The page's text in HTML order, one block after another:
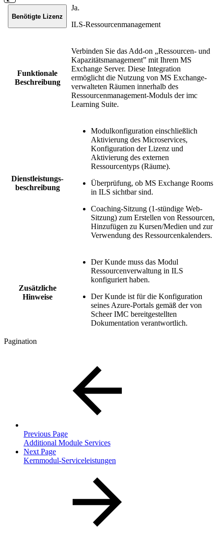
Benötigte Lizenz
Ja.
ILS-Ressourcenmanagement
Funktionale
Beschreibung
Verbinden Sie das Add-on „Ressourcen- und
Kapazitätsmanagement” mit Ihrem MS
Exchange Server. Diese Integration
ermöglicht die Nutzung von MS Exchange-
verwalteten Räumen innerhalb des
Ressourcenmanagement-Moduls der imc
Learning Suite.
Dienstleistungs-
beschreibung
Modulkonfiguration einschließlich
Aktivierung des Microservices,
Konfiguration der Lizenz und
Aktivierung des externen
Ressourcentyps (Räume).
Überprüfung, ob MS Exchange Rooms
in ILS sichtbar sind.
Coaching-Sitzung (1-stündige Web-
Sitzung) zum Erstellen von Ressourcen,
Hinzufügen zu Kursen/Medien und zur
Verwendung des Ressourcenkalenders.
Zusätzliche
Hinweise
Der Kunde muss das Modul
Ressourcenverwaltung in ILS
konfiguriert haben.
Der Kunde ist für die Konfiguration
seines Azure-Portals gemäß der von
Scheer IMC bereitgestellten
Dokumentation verantwortlich.
Pagination
Previous Page
Additional Module Services
Next Page
Kernmodul-Serviceleistungen